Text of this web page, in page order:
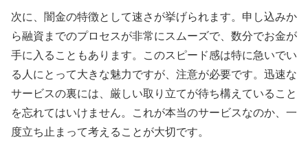
次に、闇金の特徴として速さが挙げられます。申し込みか
ら融資までのプロセスが非常にスムーズで、数分でお金が
手に入ることもあります。このスピード感は特に急いでい
る人にとって大きな魅力ですが、注意が必要です。迅速な
サービスの裏には、厳しい取り立てが待ち構えていること
を忘れてはいけません。これが本当のサービスなのか、一
度立ち止まって考えることが大切です。